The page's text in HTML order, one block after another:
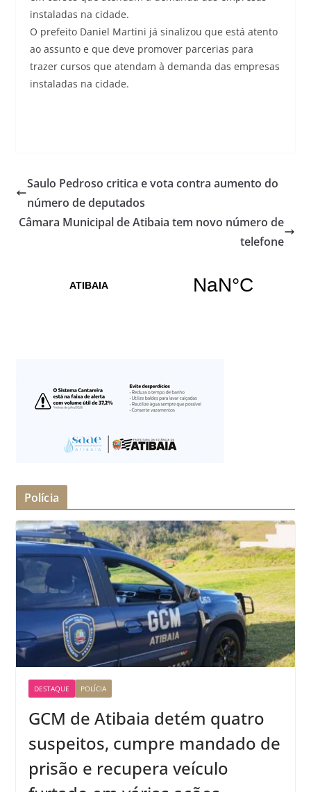
instaladas na cidade.
O prefeito Daniel Martini já sinalizou que está atento
ao assunto e que deve promover parcerias para
trazer cursos que atendam à demanda das empresas
instaladas na cidade.
Saulo Pedroso critica e vota contra aumento do
número de deputados
Câmara Municipal de Atibaia tem novo número de
telefone
Polícia
DESTAQUE POLÍCIA
GCM de Atibaia detém quatro
suspeitos, cumpre mandado de
prisão e recupera veículo